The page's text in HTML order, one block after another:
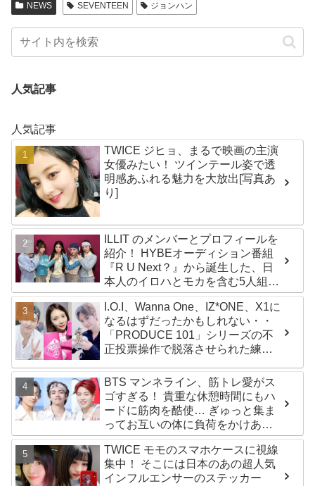
NEWS SEVENTEEN ジョンハン
人気記事
人気記事
TWICE ジヒョ、まるで映画の主演
女優みたい！ ツインテール姿で透
明感あふれる魅力を大放出[写真あ
り]
ILLIT のメンバーとプロフィールを
紹介！ HYBEオーディション番組
『R U Next？』から誕生した、日
本人のイロハとモカを含む5人組ガ
ールズグループ！ デビュー曲
「Magnetic」がいきなりの大ヒッ
ト
I.O.I、Wanna One、IZ*ONE、X1に
なるはずだったかもしれない・・
「PRODUCE 101」シリーズの不
正投票操作で脱落させられた練習
BTS マンネライン、筋トレ愛がス
ゴすぎる！ 貴重な休憩時間にもハ
ードに筋肉を酷使… ぎゅっと集ま
ってお互いの体に負荷をかけあう
３人のトレーニング風景がかわい
すぎるとファンくぎづけ
TWICE モモのスマホケースに視線
集中！ そこには日本のあの超人気
インフルエンサーのステッカー